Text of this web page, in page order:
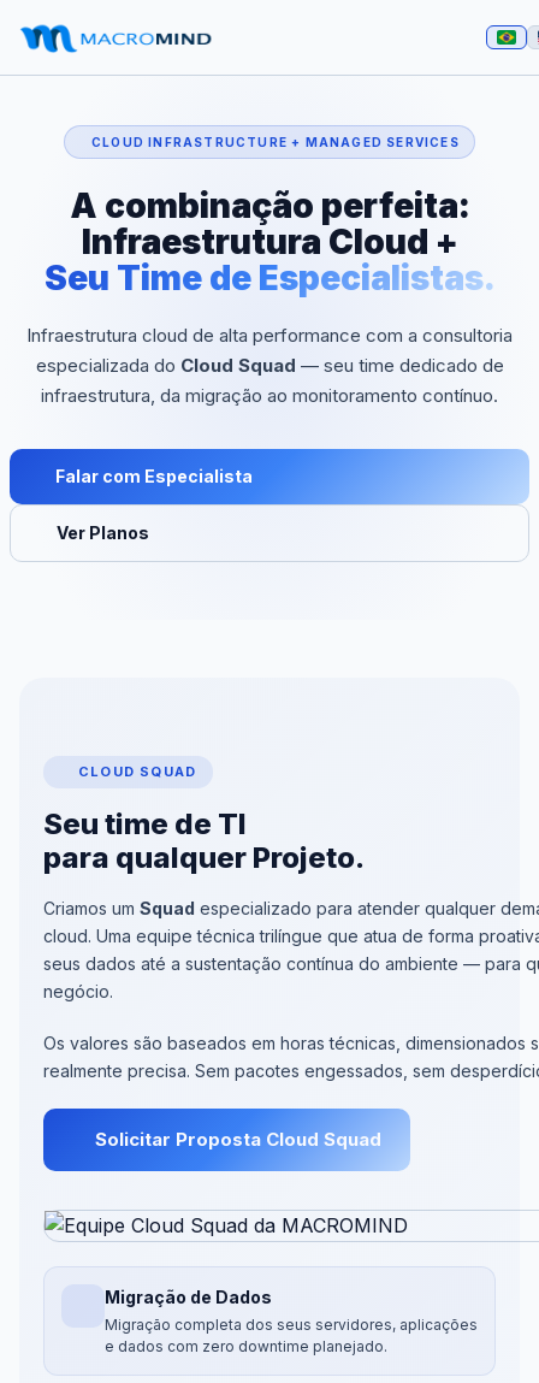
CLOUD INFRASTRUCTURE + MANAGED SERVICES
A combinação perfeita:
Infraestrutura Cloud +
Seu Time de Especialistas.
Infraestrutura cloud de alta performance com a consultoria
especializada do Cloud Squad — seu time dedicado de
infraestrutura, da migração ao monitoramento contínuo.
Falar com Especialista
Ver Planos
CLOUD SQUAD
Seu time de TI
para qualquer Projeto.
Criamos um Squad especializado para atender qualquer
cloud. Uma equipe técnica trilíngue que atua de forma
seus dados até a sustentação contínua do ambiente — para
negócio.
Os valores são baseados em horas técnicas, dimensionados
realmente precisa. Sem pacotes engessados, sem
Solicitar Proposta Cloud Squad
Migração de Dados
Migração completa dos seus servidores, aplicações
e dados com zero downtime planejado.